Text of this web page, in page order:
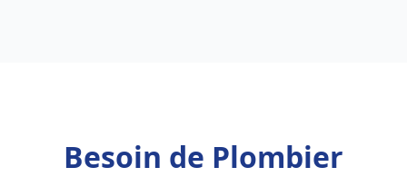
Besoin de Plombier